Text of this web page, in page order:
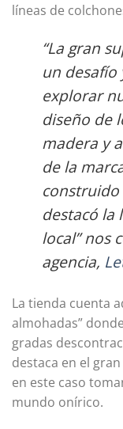
líneas de
“La gran
un desafío
explorar
diseño de
madera y
de la
destacó la
local” nos
agencia,
La tienda cuenta
almohadas”
gradas
destaca en el
en este caso
mundo onírico.